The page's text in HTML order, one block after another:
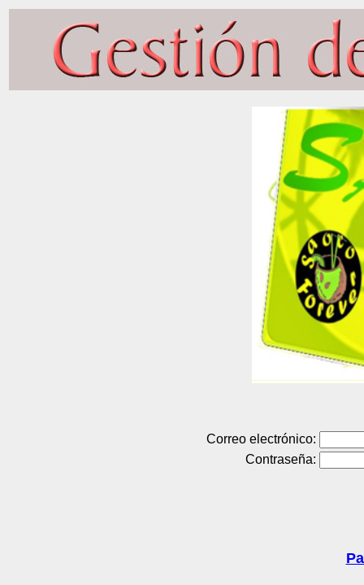
Correo electrónico:
Contraseña: